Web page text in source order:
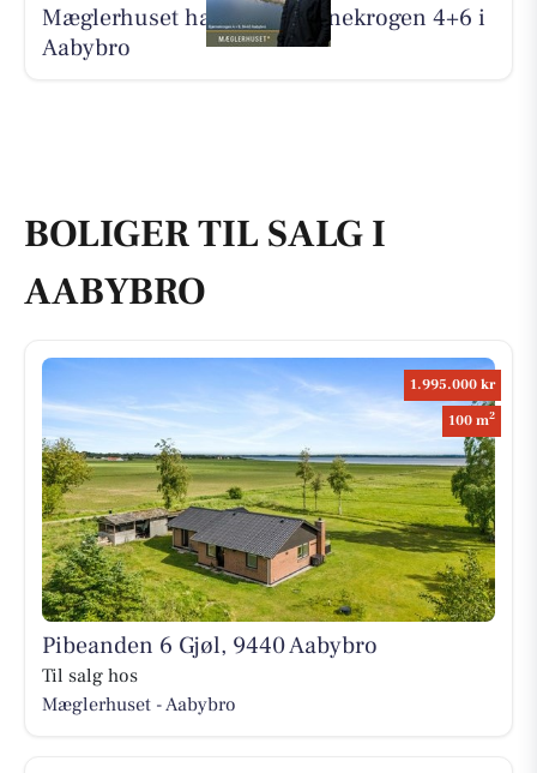
Mæglerhuset har solgt Bjørnekrogen 4+6 i
Aabybro
BOLIGER TIL SALG I
AABYBRO
1.995.000 kr
100 m2
Pibeanden 6 Gjøl, 9440 Aabybro
Til salg hos
Mæglerhuset - Aabybro